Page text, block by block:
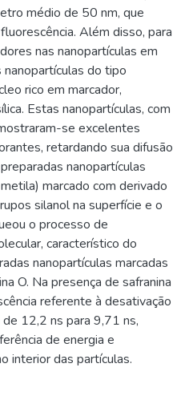
médio de 50 nm, que
Além disso, para
nas nanopartículas em
do tipo
rico em marcador,
Estas nanopartículas, com
se excelentes
retardando sua difusão
nanopartículas
marcado com derivado
silanol na superfície e o
o processo de
característico do
nanopartículas marcadas
O. Na presença de safranina
referente à desativação
12,2 ns para 9,71 ns,
de energia e
interior das partículas.